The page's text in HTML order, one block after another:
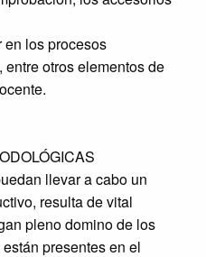
los procesos
otros elementos de
llevar a cabo un
resulta de vital
pleno domino de los
presentes en el